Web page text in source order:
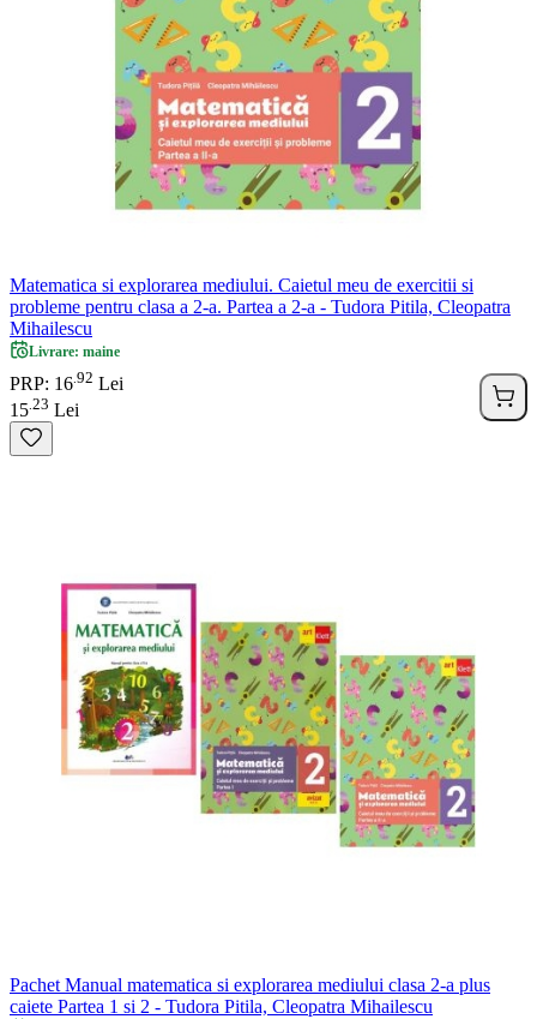
Matematica si explorarea mediului. Caietul meu de exercitii si
probleme pentru clasa a 2-a. Partea a 2-a - Tudora Pitila, Cleopatra
Mihailescu
Livrare: maine
PRP: 16 92 Lei
15 23 Lei
Pachet Manual matematica si explorarea mediului clasa 2-a plus
caiete Partea 1 si 2 - Tudora Pitila, Cleopatra Mihailescu